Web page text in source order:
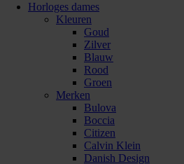
Horloges dames
Kleuren
Goud
Zilver
Blauw
Rood
Groen
Merken
Bulova
Boccia
Citizen
Calvin Klein
Danish Design